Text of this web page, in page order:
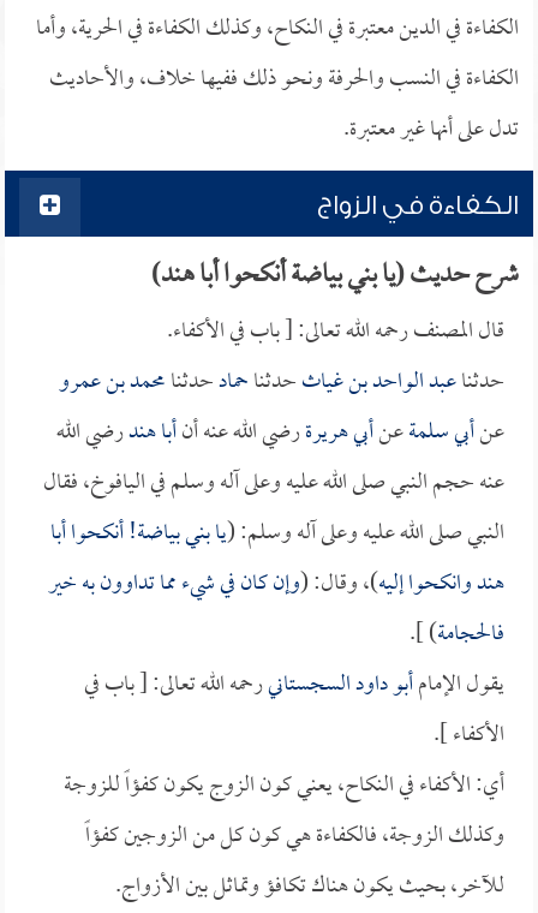
الكفاءة في الدين معتبرة في النكاح، وكذلك الكفاءة في الحرية، وأما
الكفاءة في النسب والحرفة ونحو ذلك ففيها خلاف، والأحاديث
تدل على أنها غير معتبرة.
الكفاءة في الزواج
شرح حديث (يا بني بياضة أنكحوا أبا هند)
قال المصنف رحمه الله تعالى: [ باب في الأكفاء.
حدثناعبد الواحد بن غياثحدثناحمادحدثنامحمد بن عمرو
عنأبي سلمةعنأبي هريرةرضي الله عنه أنأبا هندرضي الله
عنه حجم النبي صلى الله عليه وعلى آله وسلم في اليافوخ، فقال
النبي صلى الله عليه وعلى آله وسلم: (يا بني بياضة! أنكحواأبا
هندوانكحوا إليه)، وقال: (وإن كان في شيء مما تداوون به خير
فالحجامة) ].
يقول الإمامأبو داود السجستانيرحمه الله تعالى: [ باب في
الأكفاء ].
أي: الأكفاء في النكاح، يعني كون الزوج يكون كفؤاً للزوجة
وكذلك الزوجة، فالكفاءة هي كون كل من الزوجين كفؤاً
للآخر، بحيث يكون هناك تكافؤ وتماثل بين الأزواج.